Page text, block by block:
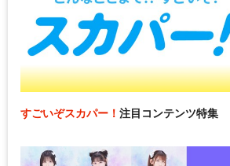
すごいぞスカパー！ 注目コンテンツ特集